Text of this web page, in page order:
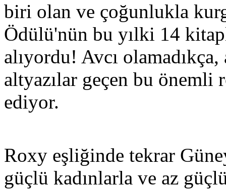
biri olan ve çoğunlukla
Ödülü'nün bu yılki 14
alıyordu! Avcı
altyazılar geçen bu önemli
ediyor.
Roxy eşliğinde tekrar
güçlü kadınlarla ve az